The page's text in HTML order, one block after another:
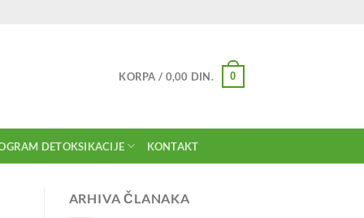
KORPA / 0,00 DIN. 0
DETOKSIKACIJE KONTAKT
ARHIVA ČLANAKA